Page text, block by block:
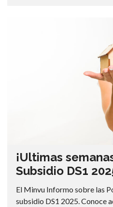
¡Ultimas
Subsidio DS1
El Minvu Informo sobre las
subsidio DS1 2025. Conoce